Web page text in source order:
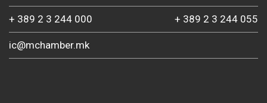
+ 389 2 3 244 000 + 389 2 3 244 055
ic@mchamber.mk